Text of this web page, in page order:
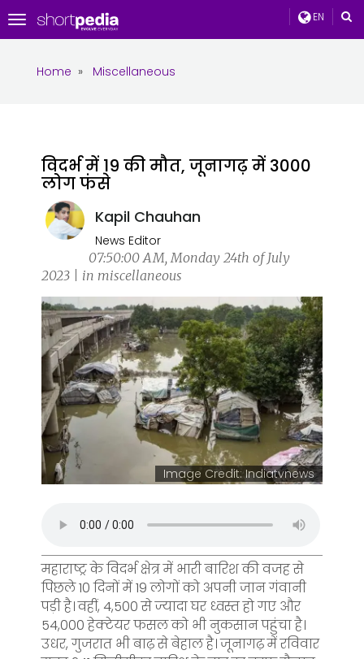
EN
Toggle
navigation
Home » Miscellaneous
विदर्भ में 19 की मौत, जूनागढ़ में 3000
लोग फंसे
Kapil Chauhan
News Editor
07:50:00 AM, Monday 24th of July
2023 | in miscellaneous
Image Credit: Indiatvnews
महाराष्ट्र के विदर्भ क्षेत्र में भारी बारिश की वजह से
पिछले 10 दिनों में 19 लोगों को अपनी जान गंवानी
पड़ी है। वहीं, 4,500 से ज्यादा घर ध्वस्त हो गए और
54,000 हेक्टेयर फसल को भी नुकसान पहुंचा है।
उधर, गुजरात भी बाढ़ से बेहाल है। जूनागढ़ में रविवार